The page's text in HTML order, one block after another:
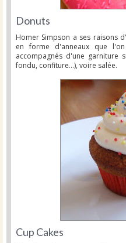
Donuts
Homer Simpson a ses raisons
en forme d'anneaux que
accompagnés d'une garniture
fondu, confiture...), voire salée.
Cup Cakes